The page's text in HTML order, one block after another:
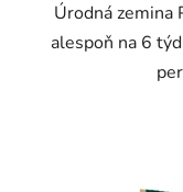
Úrodná
alespoň na 6